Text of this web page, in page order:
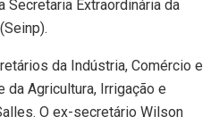
Secretaria Extraordinária da
da Indústria, Comércio e
da Agricultura, Irrigação e
O ex-secretário Wilson